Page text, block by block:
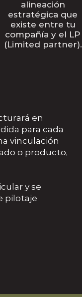
alineación
estratégica que
existe entre tu
compañía y el LP
(Limited partner).
en
para cada
vinculación
o producto,
y se
pilotaje